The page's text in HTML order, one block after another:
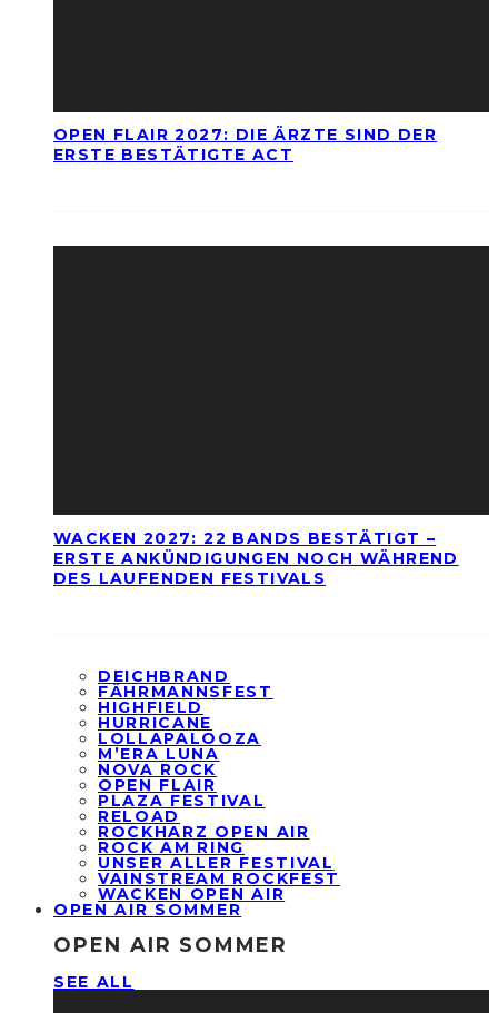
OPEN FLAIR 2027: DIE ÄRZTE SIND DER
ERSTE BESTÄTIGTE ACT
WACKEN 2027: 22 BANDS BESTÄTIGT –
ERSTE ANKÜNDIGUNGEN NOCH WÄHREND
DES LAUFENDEN FESTIVALS
DEICHBRAND
FÄHRMANNSFEST
HIGHFIELD
HURRICANE
LOLLAPALOOZA
M’ERA LUNA
NOVA ROCK
OPEN FLAIR
PLAZA FESTIVAL
RELOAD
ROCKHARZ OPEN AIR
ROCK AM RING
UNSER ALLER FESTIVAL
VAINSTREAM ROCKFEST
WACKEN OPEN AIR
OPEN AIR SOMMER
OPEN AIR SOMMER
SEE ALL